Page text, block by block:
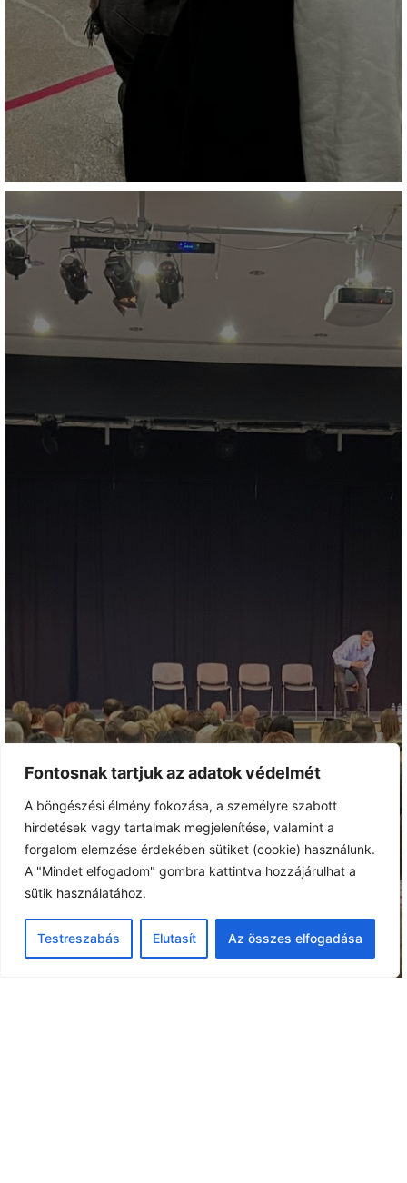
Fontosnak tartjuk az adatok védelmét
A böngészési élmény fokozása, a személyre szabott
hirdetések vagy tartalmak megjelenítése, valamint a
forgalom elemzése érdekében sütiket (cookie) használunk.
A "Mindet elfogadom" gombra kattintva hozzájárulhat a
sütik használatához.
Testreszabás Elutasít Az összes elfogadása
ELŐADÁSAINK